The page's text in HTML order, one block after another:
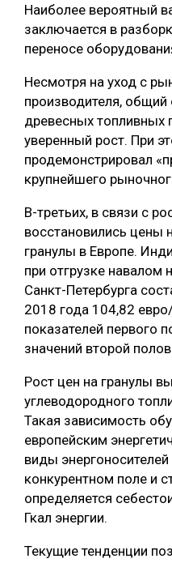
Наиболее вероятный
заключается в
переносе
Несмотря на уход с
производителя,
древесных топливных
уверенный рост. При
продемонстрировал
крупнейшего
В-третьих, в связи с
восстановились цены
гранулы в Европе.
при отгрузке навалом
Санкт-Петербурга
2018 года 104,82
показателей первого
значений второй
Рост цен на гранулы
углеводородного
Такая зависимость
европейским
виды
конкурентном поле и
определяется
Гкал энергии.
Текущие тенденции